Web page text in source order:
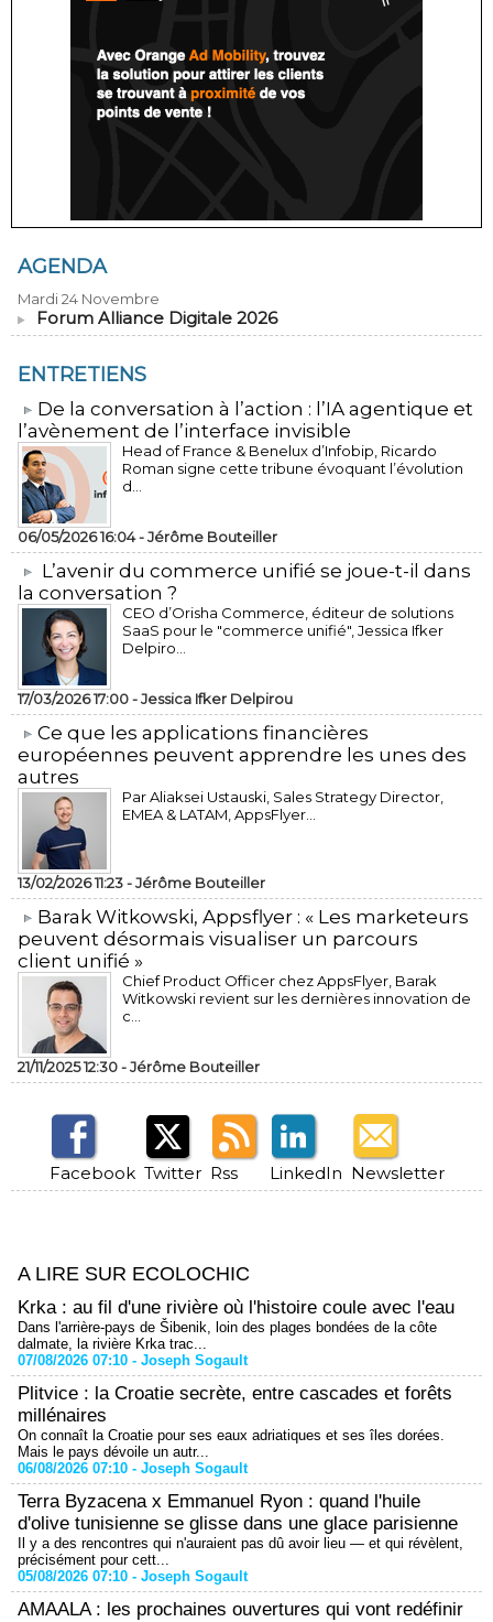
AGENDA
Mardi 24 Novembre
Forum Alliance Digitale 2026
ENTRETIENS
​De la conversation à l’action : l’IA agentique et
l’avènement de l’interface invisible
Head of France & Benelux d’Infobip, Ricardo
Roman signe cette tribune évoquant l’évolution
d...
06/05/2026 16:04 -Jérôme Bouteiller
L’avenir du commerce unifié se joue-t-il dans
la conversation ?
CEO d’Orisha Commerce, éditeur de solutions
SaaS pour le "commerce unifié", Jessica Ifker
Delpiro...
17/03/2026 17:00 -Jessica Ifker Delpirou
​Ce que les applications financières
européennes peuvent apprendre les unes des
autres
Par Aliaksei Ustauski, Sales Strategy Director,
EMEA & LATAM, AppsFlyer...
13/02/2026 11:23 -Jérôme Bouteiller
​Barak Witkowski, Appsflyer : « Les marketeurs
peuvent désormais visualiser un parcours
client unifié »
Chief Product Officer chez AppsFlyer, ​Barak
Witkowski revient sur les dernières innovation de
c...
21/11/2025 12:30 -Jérôme Bouteiller
Facebook Twitter Rss LinkedIn Newsletter
A LIRE SUR ECOLOCHIC
Krka : au fil d'une rivière où l'histoire coule avec l'eau
Dans l'arrière-pays de Šibenik, loin des plages bondées de la côte
dalmate, la rivière Krka trac...
07/08/2026 07:10 - Joseph Sogault
Plitvice : la Croatie secrète, entre cascades et forêts
millénaires
On connaît la Croatie pour ses eaux adriatiques et ses îles dorées.
Mais le pays dévoile un autr...
06/08/2026 07:10 - Joseph Sogault
Terra Byzacena x Emmanuel Ryon : quand l'huile
d'olive tunisienne se glisse dans une glace parisienne
Il y a des rencontres qui n'auraient pas dû avoir lieu — et qui révèlent,
précisément pour cett...
05/08/2026 07:10 - Joseph Sogault
AMAALA : les prochaines ouvertures qui vont redéfinir